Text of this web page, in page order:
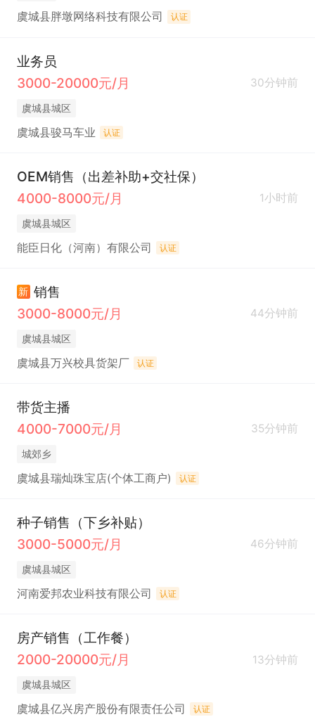
虞城县胖墩网络科技有限公司 认证
业务员
3000-20000元/月
30分钟前
虞城县城区
虞城县骏马车业 认证
OEM销售（出差补助+交社保）
4000-8000元/月
1小时前
虞城县城区
能臣日化（河南）有限公司 认证
新 销售
3000-8000元/月
44分钟前
虞城县城区
虞城县万兴校具货架厂 认证
带货主播
4000-7000元/月
35分钟前
城郊乡
虞城县瑞灿珠宝店(个体工商户) 认证
种子销售（下乡补贴）
3000-5000元/月
46分钟前
虞城县城区
河南爱邦农业科技有限公司 认证
房产销售（工作餐）
2000-20000元/月
13分钟前
虞城县城区
虞城县亿兴房产股份有限责任公司 认证